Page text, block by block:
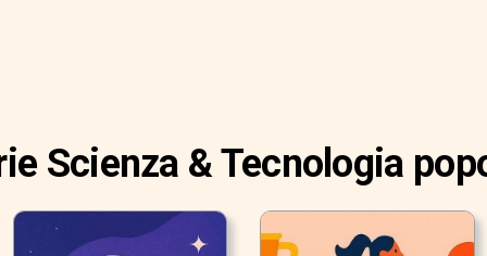
Scienza & Tecnologia